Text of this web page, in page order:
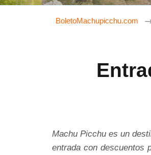
BoletoMachupicchu.com
Machu Picchu es un
entrada con descuentos